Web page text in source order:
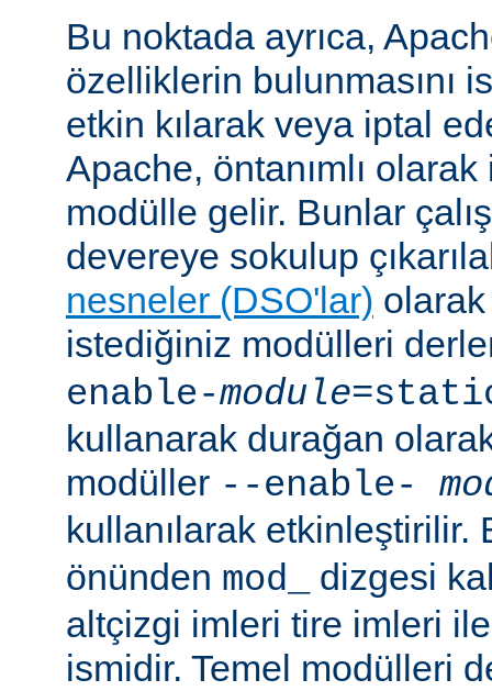
Bu noktada ayrıca,
özelliklerin bulunmasını
etkin kılarak veya iptal
Apache, öntanımlı
modülle gelir. Bunlar
devereye sokulup
nesneler (DSO'lar) olarak
istediğiniz modülleri
enable-module
kullanarak durağan
modüller --enable-
kullanılarak
önünden mod_
dizgesi
altçizgi imleri tire imleri
ismidir. Temel modülleri